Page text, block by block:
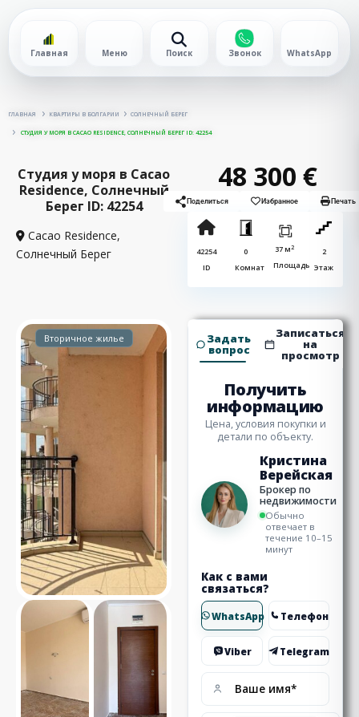
Главная Меню Поиск Звонок WhatsApp
ГЛАВНАЯ КВАРТИРЫ В БОЛГАРИИ СОЛНЕЧНЫЙ БЕРЕГ
СТУДИЯ У МОРЯ В CACAO RESIDENCE, СОЛНЕЧНЫЙ БЕРЕГ ID: 42254
Студия у моря в Cacao
Residence, Солнечный
Берег ID: 42254
Cacao Residence,
Солнечный Берег
48 300 €
Поделиться Избранное Печать
42254
ID
0
Комнат
37 м2
Площадь
2
Этаж
Вторичное жилье Задать
вопрос
Записаться
на
просмотр
Получить
информацию
Цена, условия покупки и
детали по объекту.
Кристина
Верейская
Брокер по
недвижимости
Обычно
отвечает в
течение 10–15
минут
Как с вами
связаться?
WhatsApp Телефон
Viber Telegram